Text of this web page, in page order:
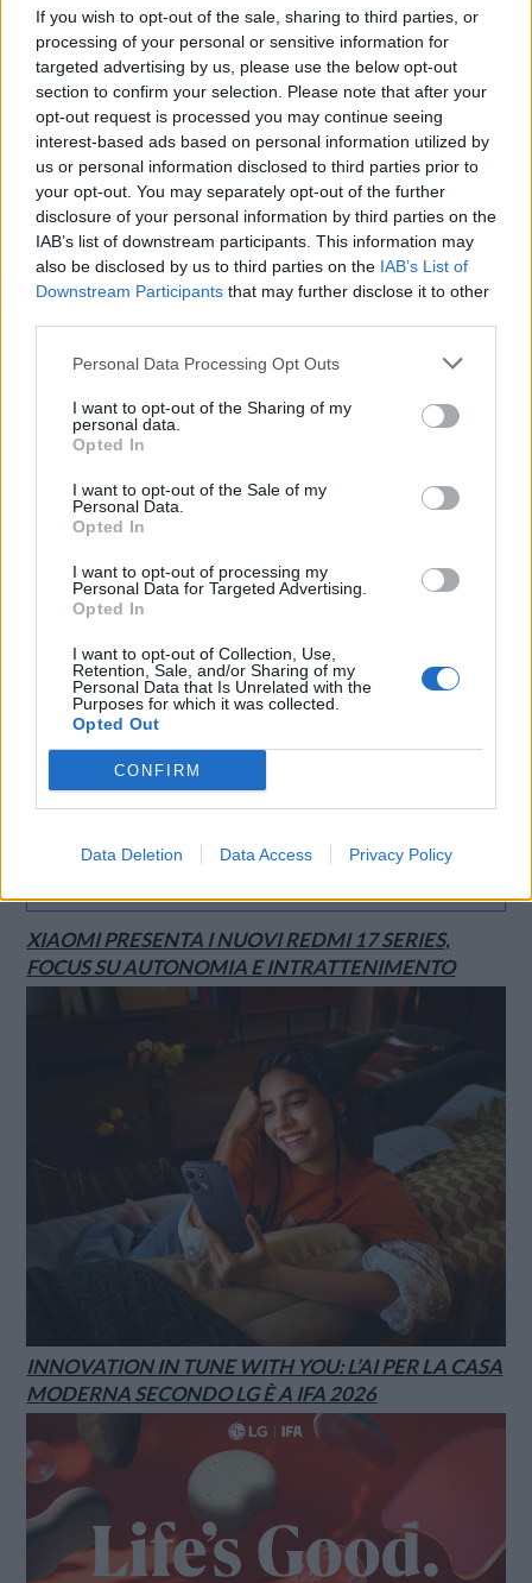
If you wish to opt-out of the sale, sharing to third parties, or
processing of your personal or sensitive information for
targeted advertising by us, please use the below opt-out
section to confirm your selection. Please note that after your
opt-out request is processed you may continue seeing
interest-based ads based on personal information utilized by
us or personal information disclosed to third parties prior to
your opt-out. You may separately opt-out of the further
disclosure of your personal information by third parties on the
IAB’s list of downstream participants. This information may
also be disclosed by us to third parties on the IAB’s List of
Downstream Participants that may further disclose it to other
Personal Data Processing Opt Outs
I want to opt-out of the Sharing of my
personal data.
Opted In
I want to opt-out of the Sale of my
Personal Data.
Opted In
I want to opt-out of processing my
Personal Data for Targeted Advertising.
Opted In
I want to opt-out of Collection, Use,
Retention, Sale, and/or Sharing of my
Personal Data that Is Unrelated with the
Purposes for which it was collected.
Opted Out
CONFIRM
Data Deletion Data Access Privacy Policy
GIGA a 19€ al mese invece di 25€.
Tutte conGIGA BANKincluso.
I clienti che attivanoALL-IN Power Per teabbinata a 3Fiber
hanno a disposizione
GIGA illimitati .
CONDIVIDI QUESTO ARTICOLO:
E-mail LinkedIn Facebook
WhatsApp Stampa
LE MIGLIORI OFFERTE AMAZON
XIAOMI PRESENTA I NUOVI REDMI 17 SERIES,
FOCUS SU AUTONOMIA E INTRATTENIMENTO
INNOVATION IN TUNE WITH YOU: L’AI PER LA CASA
MODERNA SECONDO LG È A IFA 2026